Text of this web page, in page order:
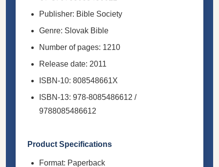
Publisher: Bible Society
Genre: Slovak Bible
Number of pages: 1210
Release date: 2011
ISBN-10: 808548661X
ISBN-13: 978-8085486612 /
9788085486612
Product Specifications
Format: Paperback